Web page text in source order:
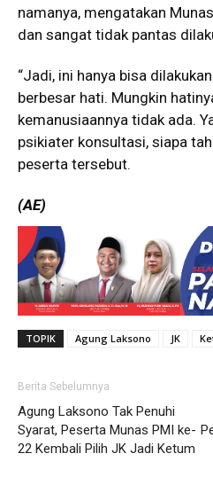
namanya, mengatakan
dan sangat tidak pantas
“Jadi, ini hanya bisa
berbesar hati. Mungkin
kemanusiaannya tidak ada.
psikiater konsultasi, siapa
peserta tersebut.
(AE)
TOPIK Agung Laksono JK
Berita Sebelumnya
Agung Laksono Tak Penuhi
Syarat, Peserta Munas PMI ke-
22 Kembali Pilih JK Jadi Ketum